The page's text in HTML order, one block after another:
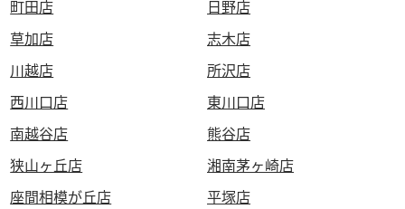
町田店
日野店
草加店
志木店
川越店
所沢店
西川口店
東川口店
南越谷店
熊谷店
狭山ヶ丘店
湘南茅ヶ崎店
座間相模が丘店
平塚店